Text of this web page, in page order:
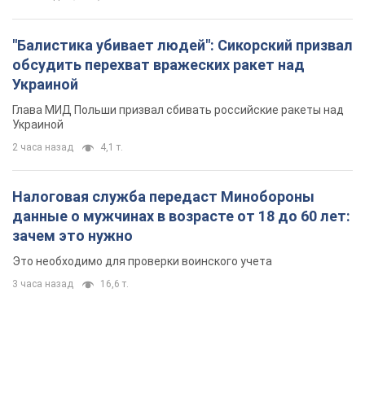
"Балистика убивает людей": Сикорский призвал
обсудить перехват вражеских ракет над
Украиной
Глава МИД Польши призвал сбивать российские ракеты над
Украиной
2 часа назад 4,1 т.
Налоговая служба передаст Минобороны
данные о мужчинах в возрасте от 18 до 60 лет:
зачем это нужно
Это необходимо для проверки воинского учета
3 часа назад 16,6 т.